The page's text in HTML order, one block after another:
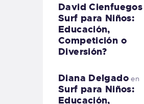
David Cienfuegos
Surf para Niños:
Educación,
Competición o
Diversión?
Diana Delgadoen
Surf para Niños:
Educación,